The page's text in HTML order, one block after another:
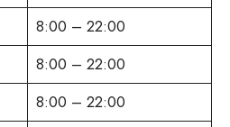
8:00 – 22:00
8:00 – 22:00
8:00 – 22:00